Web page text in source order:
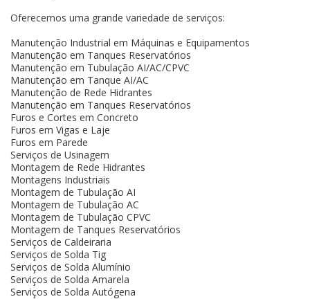
Oferecemos uma grande variedade de serviços:
Manutenção Industrial em Máquinas e Equipamentos
Manutenção em Tanques Reservatórios
Manutenção em Tubulação AI/AC/CPVC
Manutenção em Tanque AI/AC
Manutenção de Rede Hidrantes
Manutenção em Tanques Reservatórios
Furos e Cortes em Concreto
Furos em Vigas e Laje
Furos em Parede
Serviços de Usinagem
Montagem de Rede Hidrantes
Montagens Industriais
Montagem de Tubulação AI
Montagem de Tubulação AC
Montagem de Tubulação CPVC
Montagem de Tanques Reservatórios
Serviços de Caldeiraria
Serviços de Solda Tig
Serviços de Solda Alumínio
Serviços de Solda Amarela
Serviços de Solda Autógena